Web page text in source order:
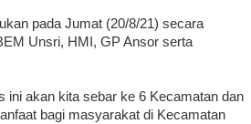
pada Jumat (20/8/21) secara
Unsri, HMI, GP Ansor serta
ini akan kita sebar ke 6 Kecamatan dan
bagi masyarakat di Kecamatan